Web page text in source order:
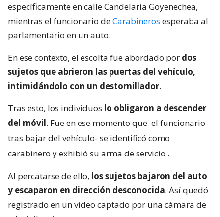
específicamente en calle Candelaria Goyenechea,
mientras el funcionario deCarabineros esperaba al
parlamentario en un auto.
En ese contexto, el escolta fue abordado por dos
sujetos que abrieron las puertas del vehículo,
intimidándolo con un destornillador.
Tras esto, los individuos lo obligaron a descender
del móvil. Fue en ese momento que el funcionario -
tras bajar del vehículo- se identificó como
carabinero y exhibió su arma de servicio .
Al percatarse de ello, los sujetos bajaron del auto
y escaparon en dirección desconocida. Así quedó
registrado en un video captado por una cámara de